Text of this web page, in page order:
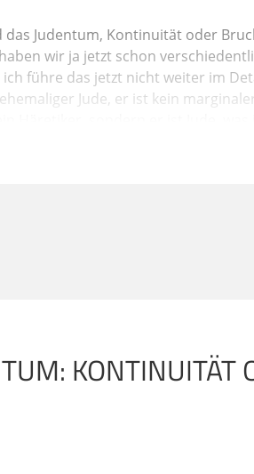
Judentum, Kontinuität oder
wir ja jetzt schon
führe das jetzt nicht weiter im
Jude, er ist kein
ersten Jahrhundert unserer
kein Kultbild machen und keine
im Wasser unter der Erde. Du
ist die Norm. Das steht damals,
KONTINUITÄT